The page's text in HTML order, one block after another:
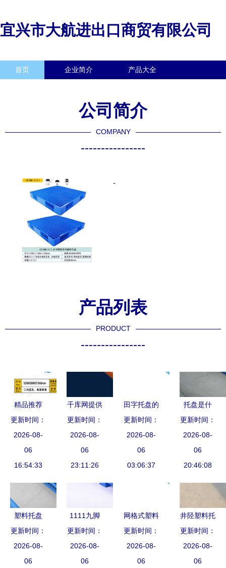
宜兴市大航进出口商贸有限公司
首页 企业简介 产品大全
公司简介
COMPANY
----------------
-
产品列表
PRODUCT
----------------
精品推荐
力扬塑料托
盘生产厂家
——品质托
盘的首选
更新时间：
2026-08-
06
16:54:33
千库网提供
高清托盘木
餐盘实物素
材免费下载
——编号
更新时间：
2026-08-
06
23:11:26
田字托盘的
制作方法与
实用指南
更新时间：
2026-08-
06
03:06:37
托盘是什
么？托盘的
分类详解
更新时间：
2026-08-
06
20:46:08
塑料托盘
现代物流与
仓储的环保
高效之选
更新时间：
2026-08-
06
1111九脚
网格塑料托
盘
更新时间：
2026-08-
06
网格式塑料
托盘 现代
仓储与物流
的理想选择
更新时间：
2026-08-
06
井陉塑料托
盘价格与选
购指南
更新时间：
2026-08-
06